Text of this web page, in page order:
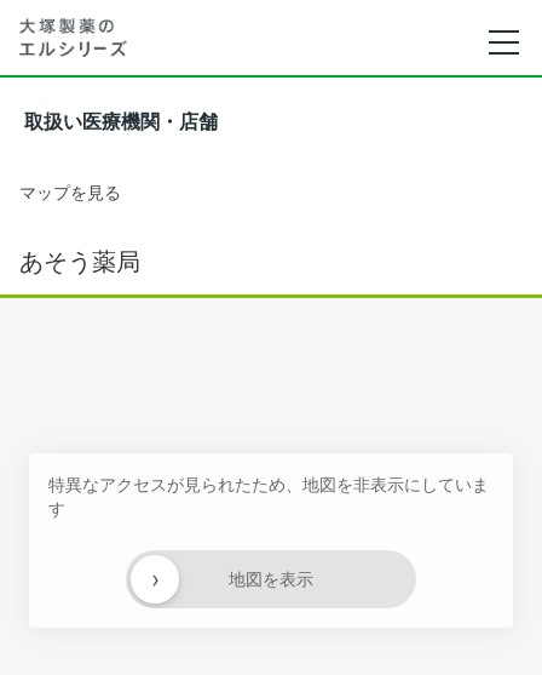
取扱い医療機関・店舗
マップを見る
あそう薬局
特異なアクセスが見られたため、地図を非表示にしていま
す
地図を表示
›